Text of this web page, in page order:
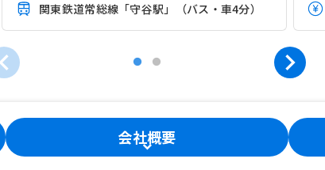
関東鉄道常総線「守谷駅」（バス・車4分）
会社概要